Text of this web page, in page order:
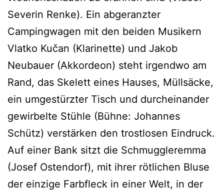
Severin Renke). Ein abgeranzter
Campingwagen mit den beiden Musikern
Vlatko Kučan (Klarinette) und Jakob
Neubauer (Akkordeon) steht irgendwo am
Rand, das Skelett eines Hauses, Müllsäcke,
ein umgestürzter Tisch und durcheinander
gewirbelte Stühle (Bühne: Johannes
Schütz) verstärken den trostlosen Eindruck.
Auf einer Bank sitzt die Schmuggleremma
(Josef Ostendorf), mit ihrer rötlichen Bluse
der einzige Farbfleck in einer Welt, in der